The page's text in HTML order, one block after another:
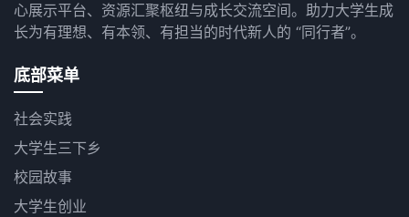
心展示平台、资源汇聚枢纽与成长交流空间。助力大学生成
长为有理想、有本领、有担当的时代新人的 “同行者”。
底部菜单
社会实践
大学生三下乡
校园故事
大学生创业